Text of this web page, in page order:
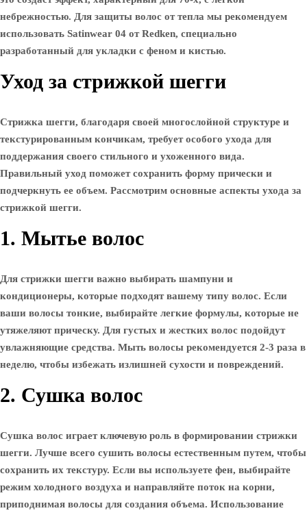
небрежностью. Для защиты волос от тепла мы рекомендуем
использовать Satinwear 04 от Redken, специально
разработанный для укладки с феном и кистью.
Уход за стрижкой шегги
Стрижка шегги, благодаря своей многослойной структуре и
текстурированным кончикам, требует особого ухода для
поддержания своего стильного и ухоженного вида.
Правильный уход поможет сохранить форму прически и
подчеркнуть ее объем. Рассмотрим основные аспекты ухода за
стрижкой шегги.
1. Мытье волос
Для стрижки шегги важно выбирать шампуни и
кондиционеры, которые подходят вашему типу волос. Если
ваши волосы тонкие, выбирайте легкие формулы, которые не
утяжеляют прическу. Для густых и жестких волос подойдут
увлажняющие средства. Мыть волосы рекомендуется 2-3 раза в
неделю, чтобы избежать излишней сухости и повреждений.
2. Сушка волос
Сушка волос играет ключевую роль в формировании стрижки
шегги. Лучше всего сушить волосы естественным путем, чтобы
сохранить их текстуру. Если вы используете фен, выбирайте
режим холодного воздуха и направляйте поток на корни,
приподнимая волосы для создания объема. Использование